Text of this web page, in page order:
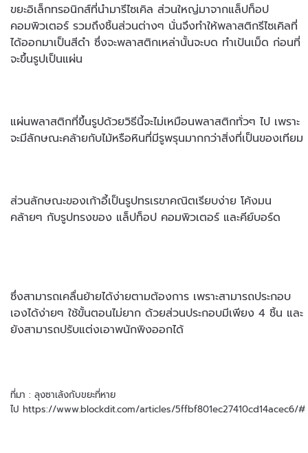
ขยะอิเล็กทรอนิกส์ที่นำมารีไซเคิล ส่วนใหญ่มาจากแล็ปท็อป
คอมพิวเตอร์ รวมถึงชิ้นส่วนต่างๆ นั่นจึงทำให้พลาสติกรีไซเคิลที่
ได้ออกมาเป็นสีดำ ซึ่งจะพลาสติกเหล่านั้นจะบด ทำเป้นเม็ด ก่อนที่
จะขึ้นรูปเป็นแผ่น
แผ่นพลาสติกที่ขึ้นรูปด้วยวิธีนี้จะไม่เหมือนพลาสติกทั่วๆ ไป เพราะ
จะมีลักษณะคล้ายกับไม้หรือหินที่มีรูพรุนมากกว่าสิ่งที่เป็นของเทียม
ส่วนลักษณะของเก้าอี้เป็นรูปทรเรขาคณิตเรียบง่าย โค้งมน
คล้ายๆ กับรูปทรงของ แล็ปท็อป คอมพิวเตอร์ และคีย์บอร์ด
ซึ่งสามารถเคลื่นย้ายได้ง่ายตามต้องการ เพราะสามารถประกอบ
เองได้ง่ายๆ ใช้ขั้นตอนไม่ยาก ด้วยส่วนประกอบมีเพียง 4 ชิ้น และ
ยังสามารถปรับแต่งเอาพนักพิงออกได้
ที่มา : ลุงซาเล้งกับขยะที่หาย
ไป https://www.blockdit.com/articles/5ffbf801ec27410cd14acec6/#